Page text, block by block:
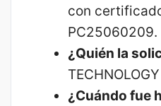
con
PC25060209.
¿Quién la
¿Cuándo fue